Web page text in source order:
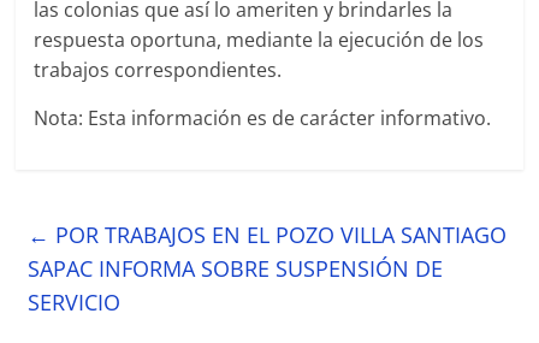
las colonias que así lo ameriten y brindarles la
respuesta oportuna, mediante la ejecución de los
trabajos correspondientes.
Nota: Esta información es de carácter informativo.
← POR TRABAJOS EN EL POZO VILLA SANTIAGO
SAPAC INFORMA SOBRE SUSPENSIÓN DE
SERVICIO